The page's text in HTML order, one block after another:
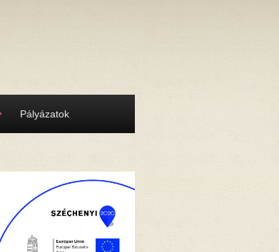
Pályázatok